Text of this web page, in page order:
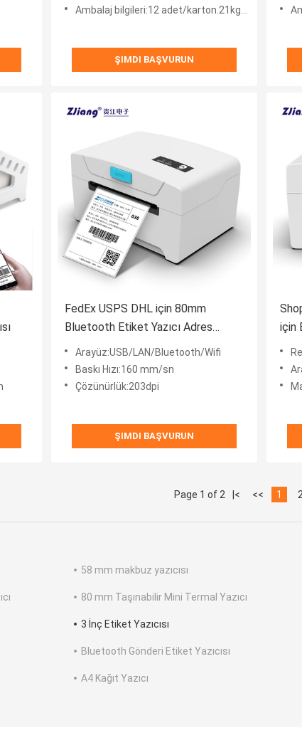
Ambalaj bilgileri:12 adet/karton.21kg/karton
ŞIMDI BAŞVURUN
FedEx USPS DHL için 80mm
Bluetooth Etiket Yazıcı Adres
Etiketleme Makinesi
Arayüz:USB/LAN/Bluetooth/Wifi
Baskı Hızı:160 mm/sn
Çözünürlük:203dpi
ŞIMDI BAŞVURUN
için
Page 1 of 2 |< << 1
58 mm makbuz yazıcısı
80 mm Taşınabilir Mini Termal Yazıcı
3 İnç Etiket Yazıcısı
Bluetooth Gönderi Etiket Yazıcısı
A4 Kağıt Yazıcı